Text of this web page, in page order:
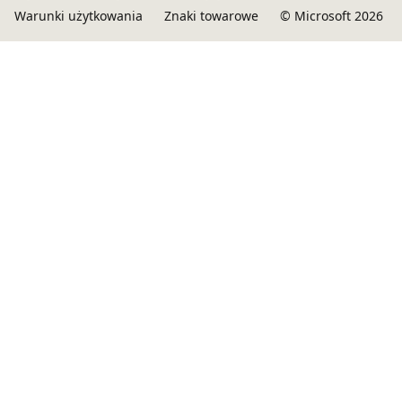
Warunki użytkowania
Znaki towarowe © Microsoft 2026